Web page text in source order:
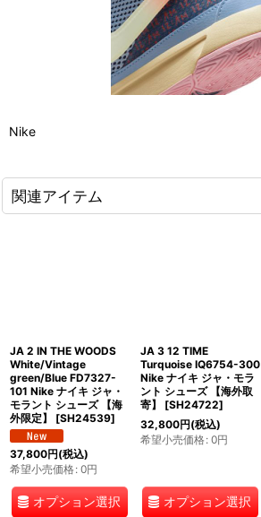
Nike
関連アイテム
JA 2 IN THE WOODS
White/Vintage
green/Blue FD7327-
101 Nike ナイキ ジャ・
モラント シューズ 【海
外限定】
[SH24539]
37,800円(税込)
希望小売価格: 0円
オプション選択
JA 3 12 TIME
Turquoise IQ6754-300
Nike ナイキ ジャ・モラ
ント シューズ 【海外取
寄】
[SH24722]
32,800円(税込)
希望小売価格: 0円
オプション選択